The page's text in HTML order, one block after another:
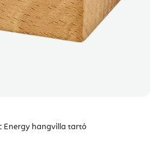
Energy hangvilla tartó